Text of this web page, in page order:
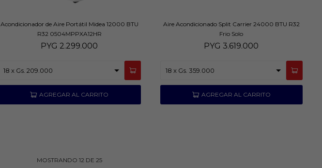
Acondicionador de Aire Portátil Midea 12000 BTU
R32 0504MPPXA12HR
PYG 2.299.000
Aire Acondicionado Split Carrier 24000 BTU R32
Frio Solo
PYG 3.619.000
MOSTRANDO 12 DE 25